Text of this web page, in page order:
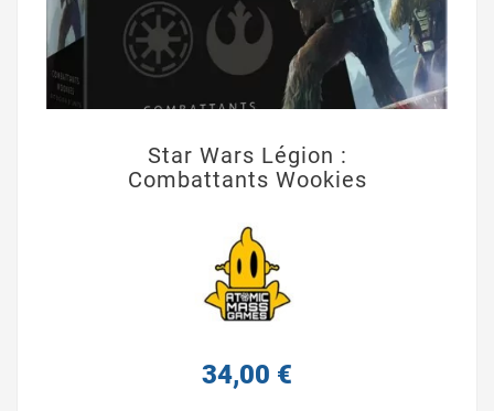
Star Wars Légion :
Combattants Wookies
34,00 €